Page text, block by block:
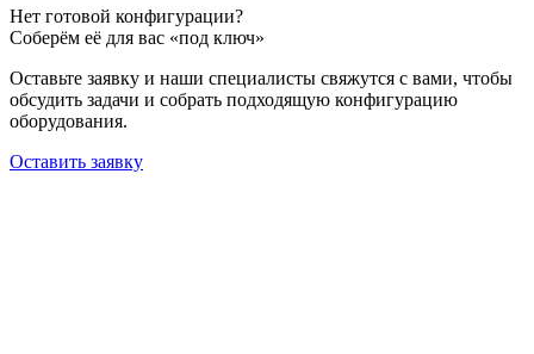
Нет готовой конфигурации?
Соберём её для вас «под ключ»
Оставьте заявку и наши специалисты свяжутся с вами, чтобы
обсудить задачи и собрать подходящую конфигурацию
оборудования.
Оставить заявку